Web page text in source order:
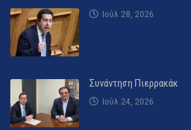
Ιούλ 28, 2026
Συνάντηση Πιερρακάκ
Ιούλ 24, 2026